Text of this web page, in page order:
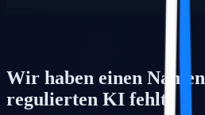
Wir haben einen
regulierten KI fehlt